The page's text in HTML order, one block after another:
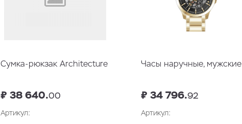
Сумка-рюкзак Architecture
₽ 38 640.00
Артикул:
Часы наручные, мужские
₽ 34 796.92
Артикул: